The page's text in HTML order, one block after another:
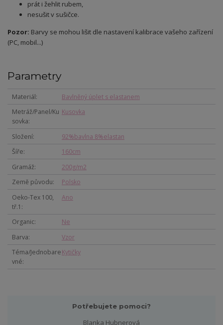
prát i žehlit rubem,
nesušit v sušičce.
Pozor: Barvy se mohou lišit dle nastavení kalibrace vašeho zařízení
(PC, mobil...)
Parametry
Materiál
Bavlněný úplet s elastanem
Metráž/Panel/Ku
sovka
Kusovka
Složení
92%bavlna 8%elastan
Šíře
160cm
Gramáž
200g/m2
Země původu
Polsko
Oeko-Tex 100,
tř.1
Ano
Organic
Ne
Barva
Vzor
Téma/Jednobare
vné
Kytičky
Potřebujete pomoci?
Blanka Hubnerová